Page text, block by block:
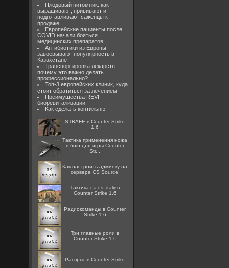
Плодовый питомник: как
выращивают, прививают и
подготавливают саженцы к
продаже
Европейские пациенты после
COVID начали бояться
медицинских препаратов
Антибиотики из Европы
завоевывают популярность в
Казахстане
Транспортировка лекарств:
почему это важно делать
профессионально?
Топ-3 европейских клиник, куда
стоит обратиться за лечением
Преимущества REVI
биоревитализации
Как сделать коптильню
STRAFE в Counter-Strike
1.6
Тактика применения ножа
в бою для игры Counter
Str...
Как настроить админку на
сервере CS Source!
Тактика на cs_italy в
Counter Strike 1.6
Радиокоманды в Counter
Strike 1.6
Три главные роли в
Counter Strike 1.6
Распрыг в Counter-Strike